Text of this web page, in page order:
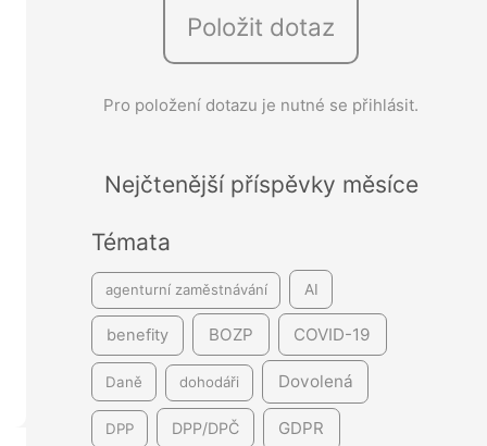
Položit dotaz
Pro položení dotazu je nutné se přihlásit.
Nejčtenější příspěvky měsíce
Témata
agenturní zaměstnávání AI
benefity BOZP COVID-19
Daně dohodáři Dovolená
DPP DPP/DPČ GDPR